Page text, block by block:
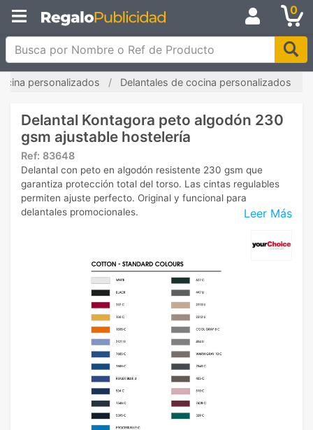
0
Busca por Nombre o Ref de Producto
personalizados Delantales de cocina personalizados
Delantal Kontagora peto algodón 230
gsm ajustable hostelería
Ref: 83648
Leer Más
Delantal con peto en algodón resistente 230 gsm que
garantiza protección total del torso. Las cintas regulables
permiten ajuste perfecto. Original y funcional para
delantales promocionales.